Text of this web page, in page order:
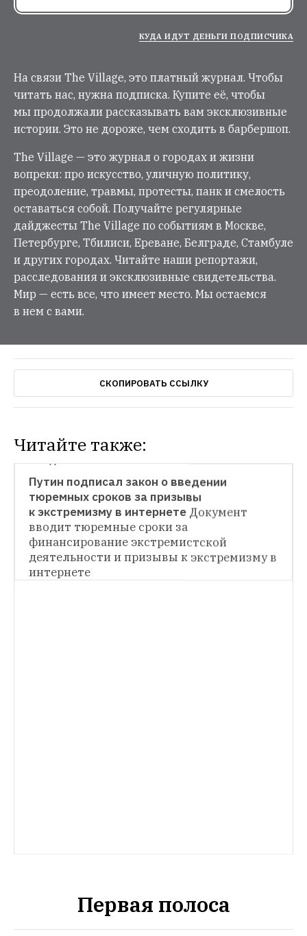
КУДА ИДУТ ДЕНЬГИ ПОДПИСЧИКА
На связи The Village, это платный журнал. Чтобы
читать нас, нужна подписка. Купите её, чтобы
мы продолжали рассказывать вам эксклюзивные
истории. Это не дороже, чем сходить в барбершоп.
The Village — это журнал о городах и жизни
вопреки: про искусство, уличную политику,
преодоление, травмы, протесты, панк и смелость
оставаться собой. Получайте регулярные
дайджесты The Village по событиям в Москве,
Петербурге, Тбилиси, Ереване, Белграде, Стамбуле
и других городах. Читайте наши репортажи,
расследования и эксклюзивные свидетельства.
Мир — есть все, что имеет место. Мы остаемся
в нем с вами.
СКОПИРОВАТЬ ССЫЛКУ
Читайте также:
ГОРОД
Путин подписал закон о введении
тюремных сроков за призывы
к экстремизму в интернете Документ
вводит тюремные сроки за
финансирование экстремистской
деятельности и призывы к экстремизму в
интернете
Первая полоса